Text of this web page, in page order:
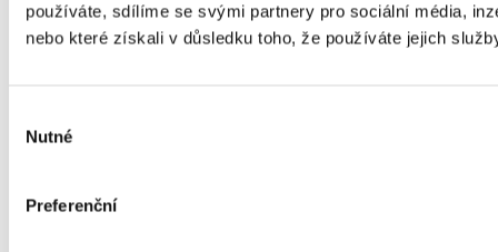
používáte, sdílíme se svými partnery pro sociální média,
nebo které získali v důsledku toho, že používáte jejich
souhlasu
Nutné
Preferenční